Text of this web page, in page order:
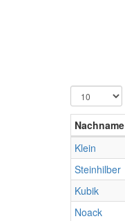
Nachname
Klein
Steinhilber
Kubik
Noack